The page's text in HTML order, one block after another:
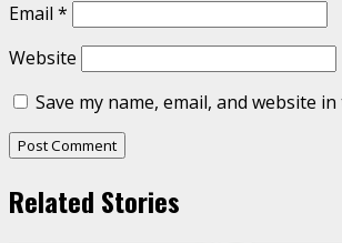
Email *
Website
Save my name, email, and website
Related Stories